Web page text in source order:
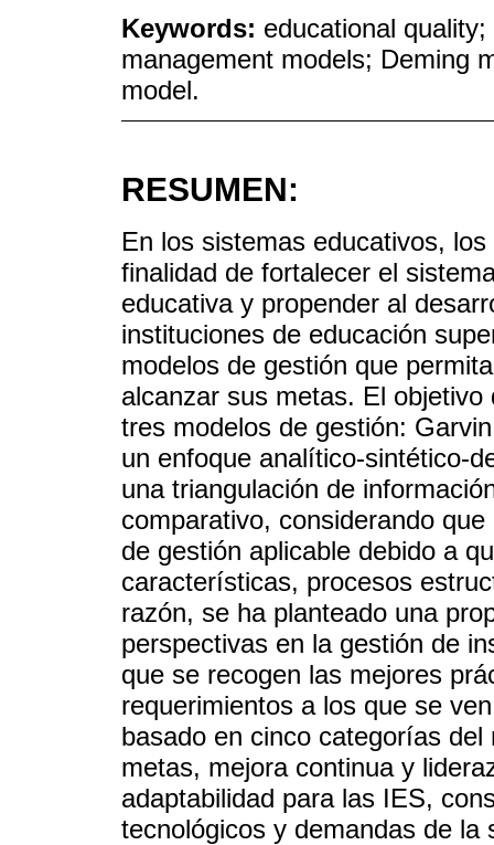
Keywords: educational
management models; Deming
model.
RESUMEN:
En los sistemas educativos,
finalidad de fortalecer el
educativa y propender al
instituciones de educación
modelos de gestión que
alcanzar sus metas. El
tres modelos de gestión:
un enfoque analítico-sintético-
una triangulación de
comparativo, considerando
de gestión aplicable debido a
características, procesos
razón, se ha planteado una
perspectivas en la gestión de
que se recogen las mejores
requerimientos a los que se
basado en cinco categorías
metas, mejora continua y
adaptabilidad para las IES,
tecnológicos y demandas de la